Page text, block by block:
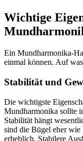
Wichtige
Ein Mundharmonika-
einmal können. Auf
Stabilität und
Die wichtigste
Mundharmonika sollte
Stabilität hängt
sind die Bügel eher
erheblich. Stabilere